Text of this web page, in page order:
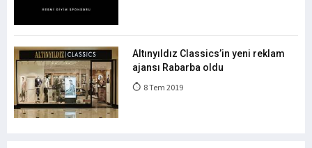
Altınyıldız Classics’in yeni reklam
ajansı Rabarba oldu
8 Tem 2019